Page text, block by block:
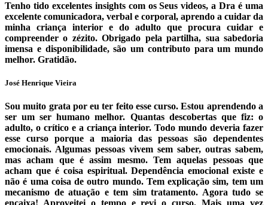
Tenho tido excelentes insights com os Seus videos, a Dra é uma
excelente comunicadora, verbal e corporal, aprendo a cuidar da
minha criança interior e do adulto que procura cuidar e
compreender o zézito. Obrigado pela partilha, sua sabedoria
imensa e disponibilidade, são um contributo para um mundo
melhor. Gratidão.
José Henrique Vieira
Sou muito grata por eu ter feito esse curso. Estou aprendendo a
ser um ser humano melhor. Quantas descobertas que fiz: o
adulto, o crítico e a criança interior. Todo mundo deveria fazer
esse curso porque a maioria das pessoas são dependentes
emocionais. Algumas pessoas vivem sem saber, outras sabem,
mas acham que é assim mesmo. Tem aquelas pessoas que
acham que é coisa espiritual. Dependência emocional existe e
não é uma coisa de outro mundo. Tem explicação sim, tem um
mecanismo de atuação e tem sim tratamento. Agora tudo se